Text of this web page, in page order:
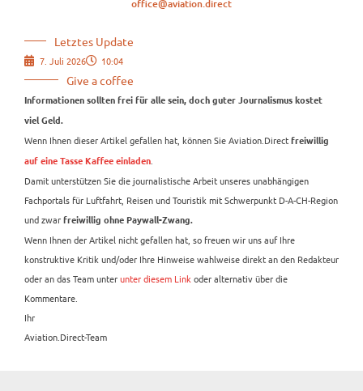
office@aviation.direct
Letztes Update
7. Juli 2026 10:04
Give a coffee
Informationen sollten frei für alle sein, doch guter Journalismus kostet
viel Geld.
Wenn Ihnen dieser Artikel gefallen hat, können Sie Aviation.Direct freiwillig
auf eine Tasse Kaffee einladen
Damit unterstützen Sie die journalistische Arbeit unseres unabhängigen
Fachportals für Luftfahrt, Reisen und Touristik mit Schwerpunkt D-A-CH-Region
und zwar freiwillig ohne Paywall-Zwang.
Wenn Ihnen der Artikel nicht gefallen hat, so freuen wir uns auf Ihre
konstruktive Kritik und/oder Ihre Hinweise wahlweise direkt an den Redakteur
oder an das Team unterunter diesem Link oder alternativ über die
Kommentare.
Ihr
Aviation.Direct-Team